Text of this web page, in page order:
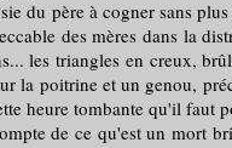
père à cogner sans plus
des mères dans la
les triangles en creux,
la poitrine et un genou,
heure tombante qu'il faut
de ce qu'est un mort